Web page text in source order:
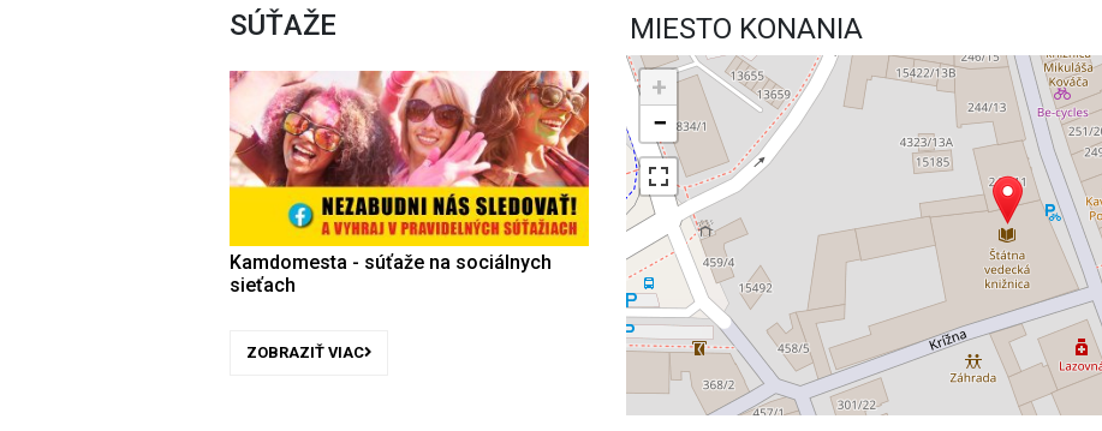
SÚŤAŽE
Kamdomesta - súťaže na sociálnych
sieťach
ZOBRAZIŤ VIAC
MIESTO KONANIA
+
−